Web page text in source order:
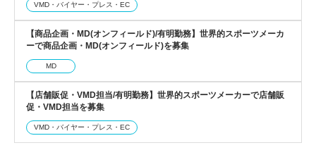
VMD・バイヤー・プレス・EC
【商品企画・MD(オンフィールド)/有明勤務】世界的スポーツメーカ
ーで商品企画・MD(オンフィールド)を募集
MD
【店舗販促・VMD担当/有明勤務】世界的スポーツメーカーで店舗販
促・VMD担当を募集
VMD・バイヤー・プレス・EC